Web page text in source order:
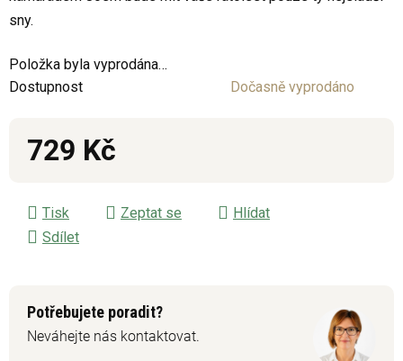
z
hvězdiček.
sny.
Položka byla vyprodána…
Dostupnost
Dočasně vyprodáno
729 Kč
Tisk Zeptat se
Hlídat
Sdílet
Potřebujete poradit?
Neváhejte nás kontaktovat.